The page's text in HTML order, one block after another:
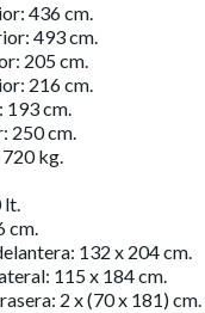
436 cm.
493 cm.
205 cm.
216 cm.
cm.
250 cm.
720 kg.
lt.
cm.
132 x 204 cm.
115 x 184 cm.
2 x (70 x 181) cm.